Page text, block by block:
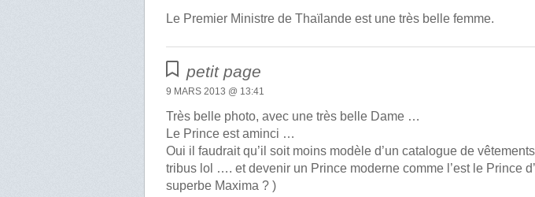
Le Premier Ministre de Thaïlande est une très belle femme.
petit page
9 MARS 2013 @ 13:41
Très belle photo, avec une très belle Dame …
Le Prince est aminci …
Oui il faudrait qu’il soit moins modèle d’un catalogue de
tribus lol …. et devenir un Prince moderne comme l’est le Prince
superbe Maxima ? )